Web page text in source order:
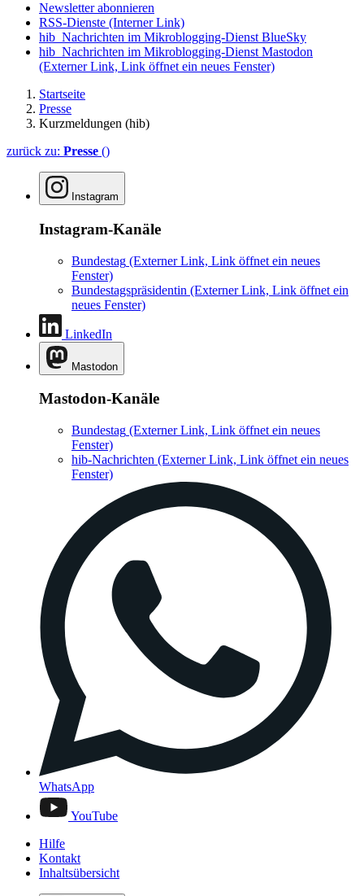
Newsletter abonnieren
RSS-Dienste (Interner Link)
hib_Nachrichten im Mikroblogging-Dienst BlueSky
hib_Nachrichten im Mikroblogging-Dienst Mastodon
(Externer Link, Link öffnet ein neues Fenster)
Startseite
Presse
Kurzmeldungen (hib)
zurück zu: Presse ()
Instagram
Instagram-Kanäle
Bundestag (Externer Link, Link öffnet ein neues
Fenster)
Bundestagspräsidentin (Externer Link, Link öffnet ein
neues Fenster)
LinkedIn
Mastodon
Mastodon-Kanäle
Bundestag (Externer Link, Link öffnet ein neues
Fenster)
hib-Nachrichten (Externer Link, Link öffnet ein neues
Fenster)
WhatsApp
YouTube
Hilfe
Kontakt
Inhaltsübersicht